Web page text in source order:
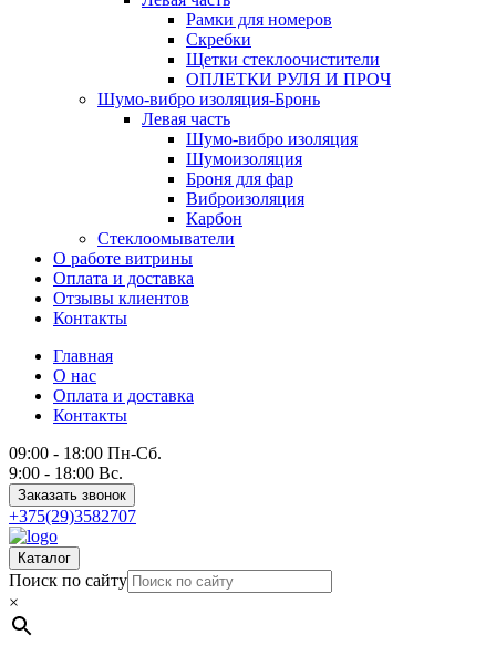
Рамки для номеров
Скребки
Щетки стеклоочистители
ОПЛЕТКИ РУЛЯ И ПРОЧ
Шумо-вибро изоляция-Бронь
Левая часть
Шумо-вибро изоляция
Шумоизоляция
Броня для фар
Виброизоляция
Карбон
Стеклоомыватели
О работе витрины
Оплата и доставка
Отзывы клиентов
Контакты
Главная
О нас
Оплата и доставка
Контакты
09:00 - 18:00 Пн-Сб.
9:00 - 18:00 Вс.
Заказать звонок
+375(29)3582707
Каталог
Поиск по сайту
×